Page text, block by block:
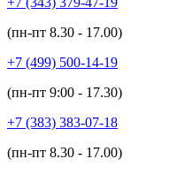
(пн-пт 8.30 - 17.00)
+7 (499) 500-14-19
(пн-пт 9:00 - 17.30)
+7 (383) 383-07-18
(пн-пт 8.30 - 17.00)